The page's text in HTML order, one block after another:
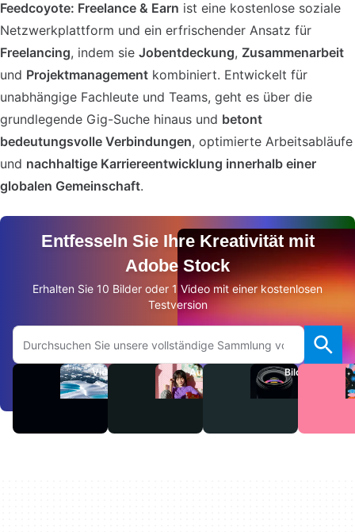
Feedcoyote: Freelance & Earn ist eine kostenlose soziale
Netzwerkplattform und ein erfrischender Ansatz für
Freelancing, indem sie Jobentdeckung, Zusammenarbeit
und Projektmanagement kombiniert. Entwickelt für
unabhängige Fachleute und Teams, geht es über die
grundlegende Gig-Suche hinaus und betont
bedeutungsvolle Verbindungen, optimierte Arbeitsabläufe
und nachhaltige Karriereentwicklung innerhalb einer
globalen Gemeinschaft.
Entfesseln Sie Ihre Kreativität mit
Adobe Stock
Erhalten Sie 10 Bilder oder 1 Video mit einer kostenlosen
Testversion
Auf Adobe.com suchen
Videos Audio Bilder